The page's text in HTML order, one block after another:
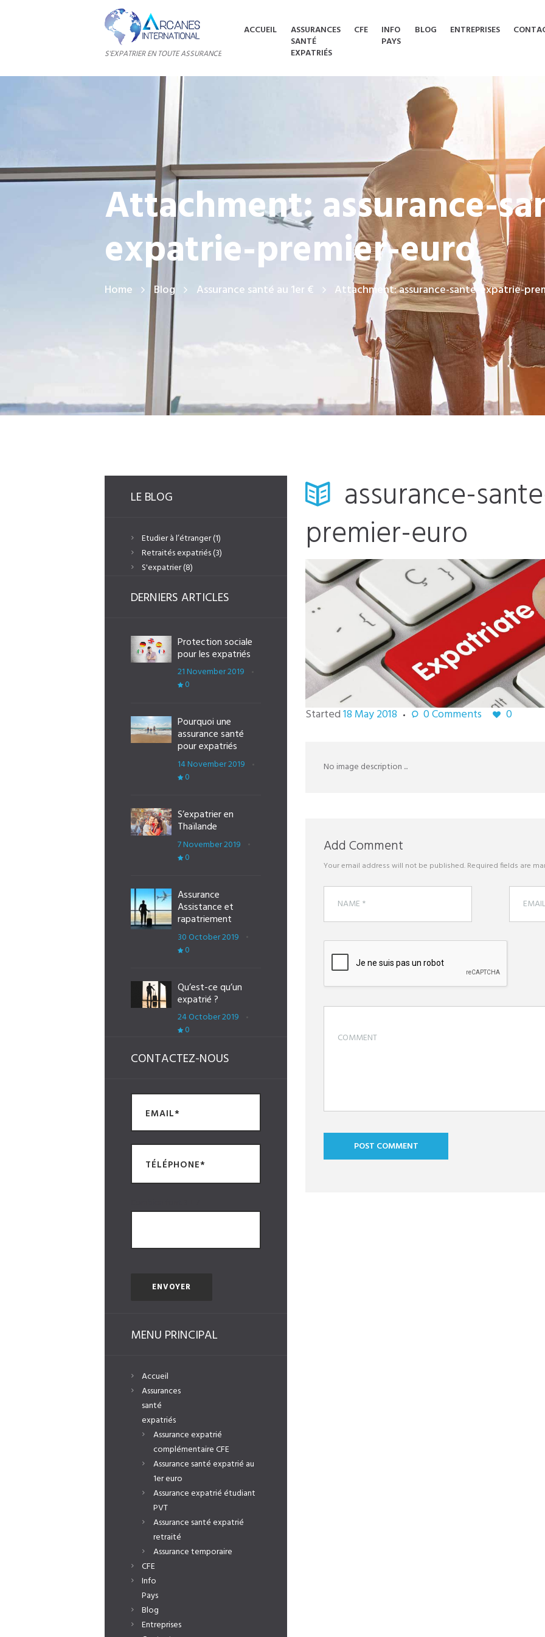
S'EXPATRIER EN TOUTE ASSURANCE
ACCUEIL
ASSURANCES
SANTÉ
EXPATRIÉS
CFE
INFO
PAYS
BLOG ENTREPRISES
Attachment: assurance-
expatrie-premier-euro
Home Blog Assurance santé au 1er € Attachment: assurance-sante-expatrie-
assurance-
premier-euro
3 generationen Familie
Started18 May 2018 0Comments 0
No image description ...
Add Comment
Your email address will not be published. Required fields are
LE BLOG
Etudier à l’étranger(1)
Retraités expatriés(3)
S'expatrier(8)
DERNIERS ARTICLES
Protection sociale
pour les expatriés
21 November 2019
0
Pourquoi une
assurance santé
pour expatriés
14 November 2019
0
S’expatrier en
Thaïlande
7 November 2019
0
Assurance
Assistance et
rapatriement
30 October 2019
0
Qu’est-ce qu’un
expatrié ?
24 October 2019
0
CONTACTEZ-NOUS
MENU PRINCIPAL
Accueil
Assurances
santé
expatriés
Assurance expatrié
complémentaire CFE
Assurance santé expatrié au
1er euro
Assurance expatrié étudiant
PVT
Assurance santé expatrié
retraité
Assurance temporaire
CFE
Info
Pays
Blog
Entreprises